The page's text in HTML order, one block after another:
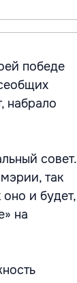
победе
набрало
совет.
так
и будет,
на